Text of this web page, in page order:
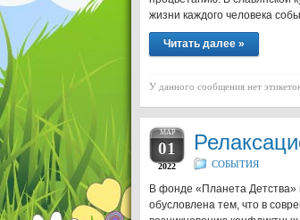
жизни каждого человека
Читать далее »
У данного сообщения нет
МАР
01
2022 СОБЫТИЯ
В фонде «Планета Детства»
обусловлена тем, что в